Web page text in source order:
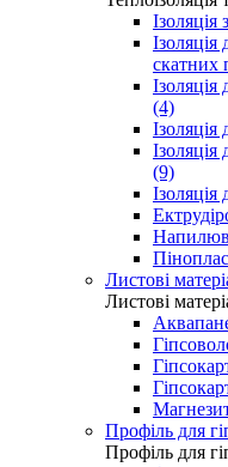
скатних
(4)
(9)
Листові
Листові
Профіль для
Профіль для